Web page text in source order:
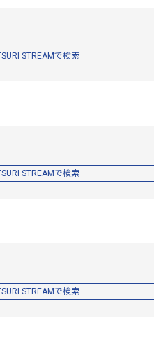
STREAMで検索
STREAMで検索
STREAMで検索